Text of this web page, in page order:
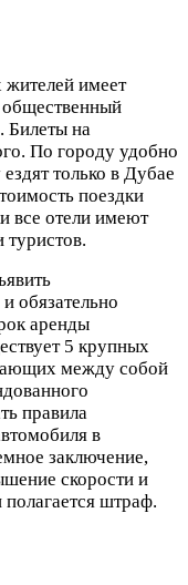
имеет
общественный
Билеты на
По городу удобно
только в Дубае
поездки
все отели имеют
туристов.
обязательно
аренды
5 крупных
между собой
правила
в
заключение,
скорости и
штраф.